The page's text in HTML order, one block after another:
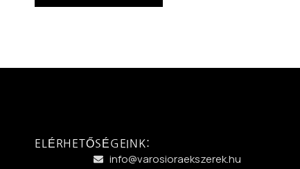
ELÉRHETŐSÉGEINK:
info@varosioraekszerek.hu